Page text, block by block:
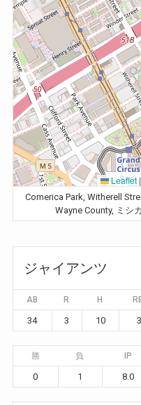
Leaflet |
Comerica Park, Witherell
Wayne County, ミシ
ジャイアンツ
AB R H
34 3 10 3
勝 負 IP
0 1 8.0